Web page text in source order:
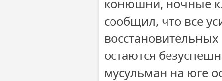
конюшни, ночные
сообщил, что все
остаются
мусульман на юге